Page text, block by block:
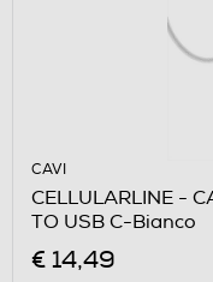
CAVI
CELLULARLINE -
TO USB C-Bianco
€ 14,49